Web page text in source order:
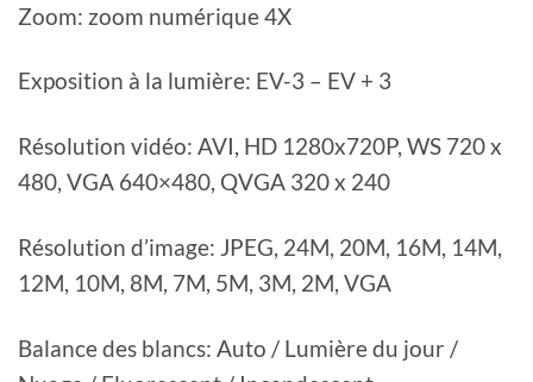
Zoom: zoom numérique 4X
Exposition à la lumière: EV-3 – EV + 3
Résolution vidéo: AVI, HD 1280x720P, WS 720 x
480, VGA 640×480, QVGA 320 x 240
Résolution d’image: JPEG, 24M, 20M, 16M, 14M,
12M, 10M, 8M, 7M, 5M, 3M, 2M, VGA
Balance des blancs: Auto / Lumière du jour /